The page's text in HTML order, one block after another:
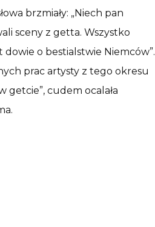
brzmiały: „Niech pan
sceny z getta. Wszystko
dowie o bestialstwie Niemców”.
prac artysty z tego okresu
getcie”, cudem ocalała